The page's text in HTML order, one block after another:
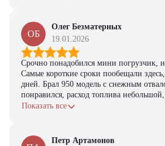
ОБ
Олег Безматерных
19.01.2026
Срочно понадобился мини погрузчик,
Самые короткие сроки пообещали
дней. Брал 950 модель с снежным
понравился, расход топлива
с задачами справляется.
Показать все
Петр Артамонов